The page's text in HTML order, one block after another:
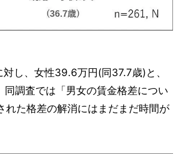
し、女性39.6万円(同37.7歳)と、
調査では「男女の賃金格差につい
れた格差の解消にはまだまだ時間が